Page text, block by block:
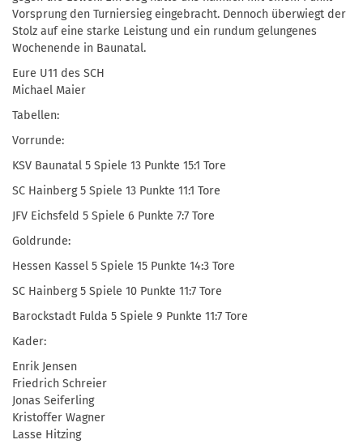
Vorsprung den Turniersieg eingebracht. Dennoch überwiegt der
Stolz auf eine starke Leistung und ein rundum gelungenes
Wochenende in Baunatal.
Eure U11 des SCH
Michael Maier
Tabellen:
Vorrunde:
KSV Baunatal 5 Spiele 13 Punkte 15:1 Tore
SC Hainberg 5 Spiele 13 Punkte 11:1 Tore
JFV Eichsfeld 5 Spiele 6 Punkte 7:7 Tore
Goldrunde:
Hessen Kassel 5 Spiele 15 Punkte 14:3 Tore
SC Hainberg 5 Spiele 10 Punkte 11:7 Tore
Barockstadt Fulda 5 Spiele 9 Punkte 11:7 Tore
Kader:
Enrik Jensen
Friedrich Schreier
Jonas Seiferling
Kristoffer Wagner
Lasse Hitzing